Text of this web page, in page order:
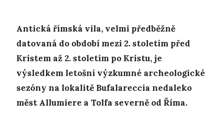
Antická římská vila, velmi předběžně
datovaná do období mezi 2. stoletím před
Kristem až 2. stoletím po Kristu, je
výsledkem letošní výzkumné archeologické
sezóny na lokalitě Bufalareccia nedaleko
měst Allumiere a Tolfa severně od Říma.